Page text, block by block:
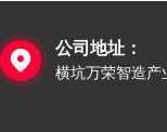

公司地址：
横坑万荣智造产